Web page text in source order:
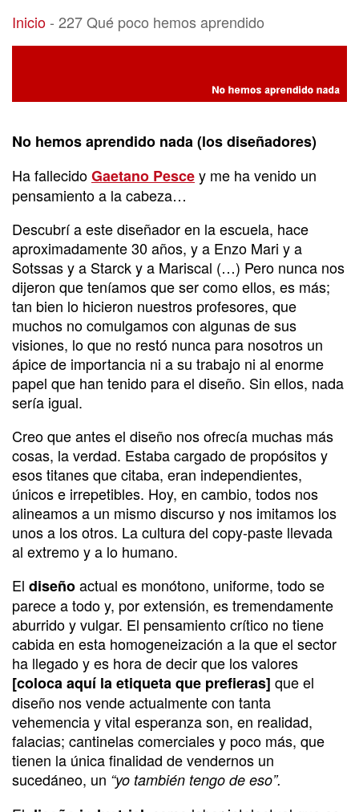
227 Qué poco hemos aprendido
Inicio- 227 Qué poco hemos aprendido
No hemos aprendido nada (los diseñadores)
Ha fallecidoGaetano Pescey me ha venido un
pensamiento a la cabeza…
Descubrí a este diseñador en la escuela, hace
aproximadamente 30 años, y a Enzo Mari y a
Sotssas y a Starck y a Mariscal (…) Pero nunca nos
dijeron que teníamos que ser como ellos, es más;
tan bien lo hicieron nuestros profesores, que
muchos no comulgamos con algunas de sus
visiones, lo que no restó nunca para nosotros un
ápice de importancia ni a su trabajo ni al enorme
papel que han tenido para el diseño. Sin ellos, nada
sería igual.
Creo que antes el diseño nos ofrecía muchas más
cosas, la verdad. Estaba cargado de propósitos y
esos titanes que citaba, eran independientes,
únicos e irrepetibles. Hoy, en cambio, todos nos
alineamos a un mismo discurso y nos imitamos los
unos a los otros. La cultura del copy-paste llevada
al extremo y a lo humano.
El diseñoactual es monótono, uniforme, todo se
parece a todo y, por extensión, es tremendamente
aburrido y vulgar. El pensamiento crítico no tiene
cabida en esta homogeneización a la que el sector
ha llegado y es hora de decir que los valores
[coloca aquí la etiqueta que prefieras] que el
diseño nos vende actualmente con tanta
vehemencia y vital esperanza son, en realidad,
falacias; cantinelas comerciales y poco más, que
tienen la única finalidad de vendernos un
sucedáneo, un “yo también tengo de eso”.